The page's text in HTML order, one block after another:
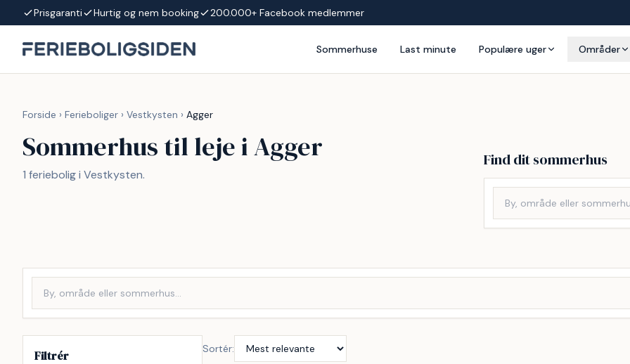
Spring til indhold
Prisgaranti Hurtig og nem booking 200.000+ Facebook medlemmer
Sommerhuse Last minute Populære uger Områder
Forside › Ferieboliger › Vestkysten › Agger
Sommerhus til leje i Agger
1 feriebolig i Vestkysten.
Find dit sommerhus
Filtrér Sortér: